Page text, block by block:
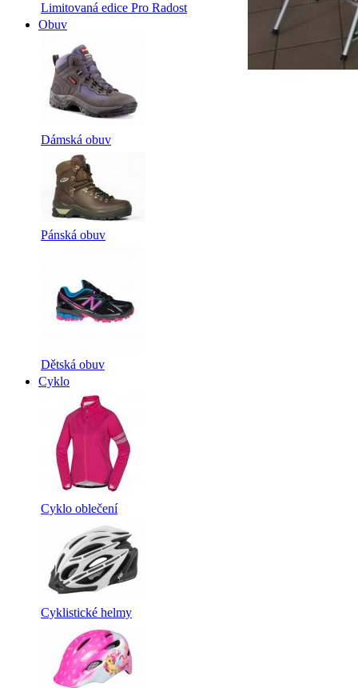
Limitovaná edice Pro Radost
Obuv
Dámská obuv
Pánská obuv
Dětská obuv
Cyklo
Cyklo oblečení
Cyklistické helmy